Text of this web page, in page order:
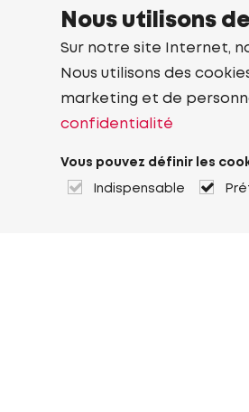
Nous utilisons
Sur notre site Internet,
Nous utilisons des
marketing et de
confidentialité
Vous pouvez définir les
Indispensable